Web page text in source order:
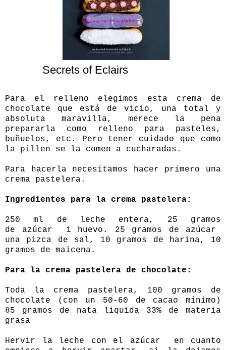
Secrets of Eclairs
Para el relleno elegimos esta crema de
chocolate que está de vicio, una total y
absoluta maravilla, merece la pena
prepararla como relleno para pasteles,
buñuelos, etc. Pero tener cuidado que como
la pillen se la comen a cucharadas.
Para hacerla necesitamos hacer primero una
crema pastelera.
Ingredientes para la crema pastelera:
250 ml de leche entera, 25 gramos
de azúcar 1 huevo. 25 gramos de azúcar
una pizca de sal, 10 gramos de harina, 10
gramos de maicena.
Para la crema pastelera de chocolate:
Toda la crema pastelera, 100 gramos de
chocolate (con un 50-60 de cacao mínimo)
85 gramos de nata liquida 33% de materia
grasa
Hervir la leche con el azúcar en cuanto